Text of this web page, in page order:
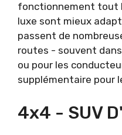
fonctionnement tout
luxe sont mieux
passent de
routes - souvent
ou pour les
supplémentaire pour
4x4 - SUV